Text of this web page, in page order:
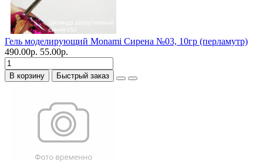
Гель моделирующий Monami Сирена №03, 10гр (перламутр)
490.00р. 55.00р.
В корзину Быстрый заказ